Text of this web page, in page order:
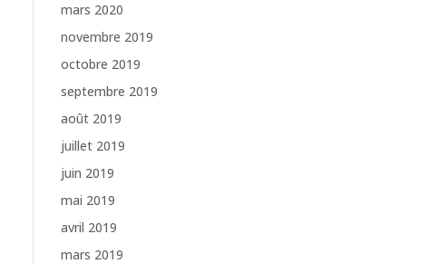
mars 2020
novembre 2019
octobre 2019
septembre 2019
août 2019
juillet 2019
juin 2019
mai 2019
avril 2019
mars 2019